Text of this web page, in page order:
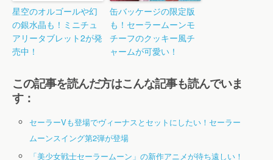
星空のオルゴールや幻
の銀水晶も！ミニチュ
アリータブレット2が発
売中！
缶バッケージの限定版
も！セーラームーンモ
チーフのクッキー風チ
ャームが可愛い！
この記事を読んだ方はこんな記事も読んでいま
す：
セーラーVも登場でヴィーナスとセットにしたい！セーラー
ムーンスイング第2弾が登場
「美少女戦士セーラームーン」の新作アニメが待ち遠しい！